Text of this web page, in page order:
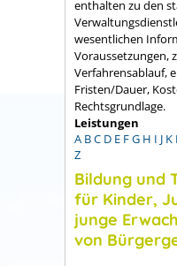
enthalten zu den
wesentlichen
Voraussetzungen,
Verfahrensablauf,
Fristen/Dauer,
Rechtsgrundlage.
Leistungen
A BC D E FG H I J K L
Z
Bildung und
für Kinder,
junge
von